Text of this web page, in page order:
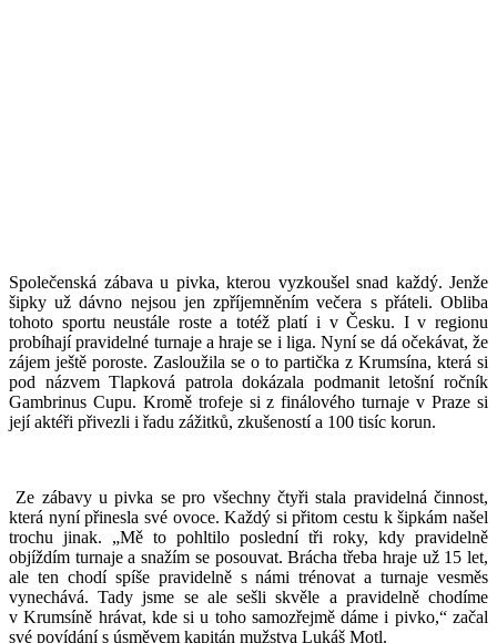
Společenská zábava u pivka, kterou vyzkoušel snad každý. Jenže
šipky už dávno nejsou jen zpříjemněním večera s přáteli. Obliba
tohoto sportu neustále roste a totéž platí i v Česku. I v regionu
probíhají pravidelné turnaje a hraje se i liga. Nyní se dá očekávat, že
zájem ještě poroste. Zasloužila se o to partička z Krumsína, která si
pod názvem Tlapková patrola dokázala podmanit letošní ročník
Gambrinus Cupu. Kromě trofeje si z finálového turnaje v Praze si
její aktéři přivezli i řadu zážitků, zkušeností a 100 tisíc korun.
Ze zábavy u pivka se pro všechny čtyři stala pravidelná činnost,
která nyní přinesla své ovoce. Každý si přitom cestu k šipkám našel
trochu jinak. „Mě to pohltilo poslední tři roky, kdy pravidelně
objíždím turnaje a snažím se posouvat. Brácha třeba hraje už 15 let,
ale ten chodí spíše pravidelně s námi trénovat a turnaje vesměs
vynechává. Tady jsme se ale sešli skvěle a pravidelně chodíme
v Krumsíně hrávat, kde si u toho samozřejmě dáme i pivko,“ začal
své povídání s úsměvem kapitán mužstva Lukáš Motl.